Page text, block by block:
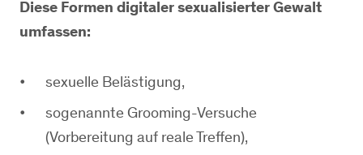
Diese Formen digitaler sexualisierter Gewalt
umfassen:
sexuelle Belästigung,
sogenannte Grooming-Versuche
(Vorbereitung auf reale Treffen),